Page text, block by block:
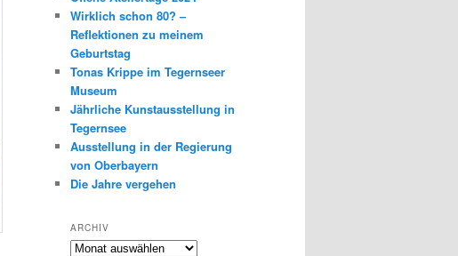
Wirklich schon 80? –
Reflektionen zu meinem
Geburtstag
Tonas Krippe im Tegernseer
Museum
Jährliche Kunstausstellung in
Tegernsee
Ausstellung in der Regierung
von Oberbayern
Die Jahre vergehen
ARCHIV
Archiv